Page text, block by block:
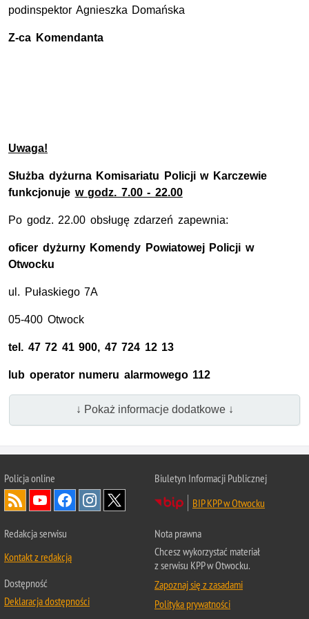
podinspektor Agnieszka Domańska
Z-ca Komendanta
Uwaga!
Służba dyżurna Komisariatu Policji w Karczewie
funkcjonuje w godz. 7.00 - 22.00
Po godz. 22.00 obsługę zdarzeń zapewnia:
oficer dyżurny Komendy Powiatowej Policji w
Otwocku
ul. Pułaskiego 7A
05-400 Otwock
tel. 47 72 41 900, 47 724 12 13
lub operator numeru alarmowego 112
↓ Pokaż informacje dodatkowe ↓
Policja online
Biuletyn Informacji Publicznej
BIP KPP w Otwocku
Redakcja serwisu
Kontakt z redakcją
Dostępność
Deklaracja dostępności
Nota prawna
Chcesz wykorzystać materiał
z serwisu KPP w Otwocku.
Zapoznaj się z zasadami
Polityka prywatności